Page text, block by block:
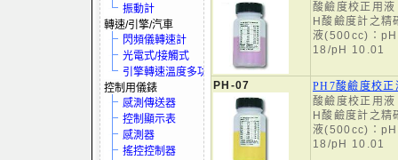
振動計
轉速/引擎/汽車
閃頻儀轉速計
光電式/接觸式
引擎轉速溫度多功電表
控制用儀錶
感測傳送器
控制顯示表
感測器
搖控控制器
酸鹼度校正用
H酸鹼度計之精
液(500cc)：
18/pH 10.01
PH-07
PH7酸鹼度校正
酸鹼度校正用
H酸鹼度計之精
液(500cc)：
18/pH 10.01